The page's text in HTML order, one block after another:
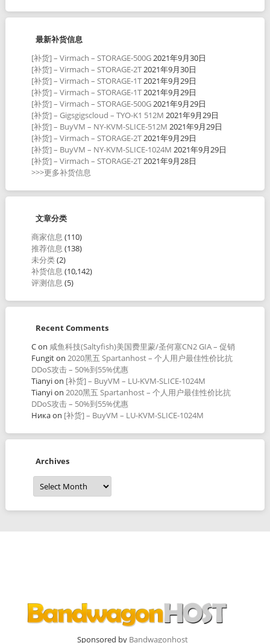
最新补货信息
[补货] – Virmach – STORAGE-500G2021年9月30日
[补货] – Virmach – STORAGE-2T2021年9月30日
[补货] – Virmach – STORAGE-1T2021年9月29日
[补货] – Virmach – STORAGE-1T2021年9月29日
[补货] – Virmach – STORAGE-500G2021年9月29日
[补货] – Gigsgigscloud – TYO-K1 512M 2021年9月29日
[补货] – BuyVM – NY-KVM-SLICE-512M 2021年9月29日
[补货] – Virmach – STORAGE-2T2021年9月29日
[补货] – BuyVM – NY-KVM-SLICE-1024M 2021年9月29日
[补货] – Virmach – STORAGE-2T2021年9月28日
>>>更多补货信息
文章分类
商家信息 (110)
推荐信息 (138)
未分类(2)
补货信息 (10,142)
评测信息 (5)
Recent Comments
Con 咸鱼科技(Saltyfish)美国费里蒙/圣何塞CN2 GIA – 促销
Fungiton 2020黑五 Spartanhost – 个人用户最佳性价比抗
DDoS攻击 – 50%到55%优惠
Tianyion [补货] – BuyVM – LU-KVM-SLICE-1024M
Tianyion 2020黑五 Spartanhost – 个人用户最佳性价比抗
DDoS攻击 – 50%到55%优惠
Никаon [补货] – BuyVM – LU-KVM-SLICE-1024M
Archives
Archives
Sponsored by Bandwagonhost